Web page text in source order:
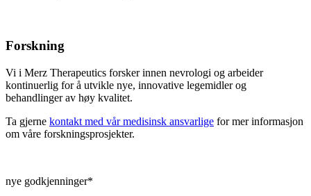
Forskning
Vi i Merz Therapeutics forsker innen nevrologi og arbeider
kontinuerlig for å utvikle nye, innovative legemidler og
behandlinger av høy kvalitet.
Ta gjerne kontakt med vår medisinsk ansvarlige for mer informasjon
om våre forskningsprosjekter.
nye godkjenninger*